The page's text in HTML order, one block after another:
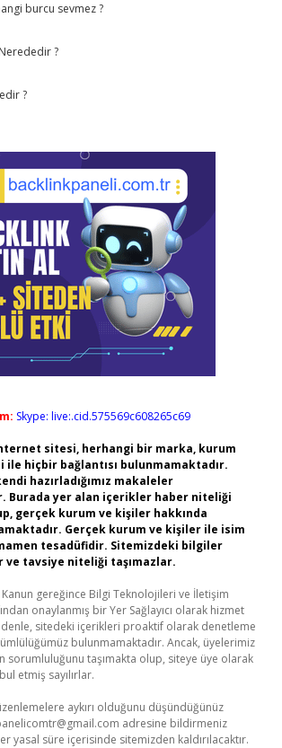
burcu sevmez ?
?
?
Skype: live:.cid.575569c608265c69
sitesi, herhangi bir marka, kurum
ile hiçbir bağlantısı bulunmamaktadır.
hazırladığımız makaleler
Burada yer alan içerikler haber niteliği
gerçek kurum ve kişiler hakkında
Gerçek kurum ve kişiler ile isim
tesadüfidir. Sitemizdeki bilgiler
tavsiye niteliği taşımazlar.
Kanun gereğince Bilgi Teknolojileri ve İletişim
onaylanmış bir Yer Sağlayıcı olarak hizmet
sitedeki içerikleri proaktif olarak denetleme
bulunmamaktadır. Ancak, üyelerimiz
sorumluluğunu taşımakta olup, siteye üye olarak
etmiş sayılırlar.
aykırı olduğunu düşündüğünüz
adresine bildirmeniz
yasal süre içerisinde sitemizden kaldırılacaktır.